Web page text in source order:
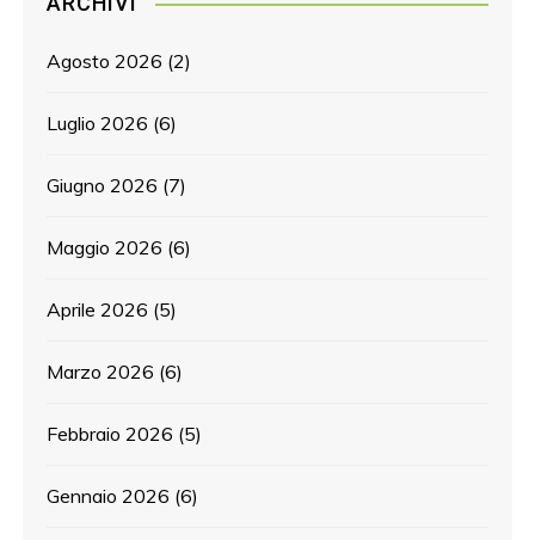
Agosto 2026 (2)
Luglio 2026 (6)
Giugno 2026 (7)
Maggio 2026 (6)
Aprile 2026 (5)
Marzo 2026 (6)
Febbraio 2026 (5)
Gennaio 2026 (6)